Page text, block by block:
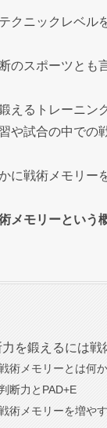
クニックレベル
のスポーツとも
えるトレーニン
や試合の中での
に戦術メモリー
メモリーという
力を鍛えるには
術メモリーとは何か
断力とPAD+E
術メモリーを増や